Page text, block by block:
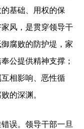
基础、用权的保
风，是贯穿领导干
腐败的防护堤，家
公提供精神支撑；
相影响、恶性循
的深渊。
误。领导干部一旦